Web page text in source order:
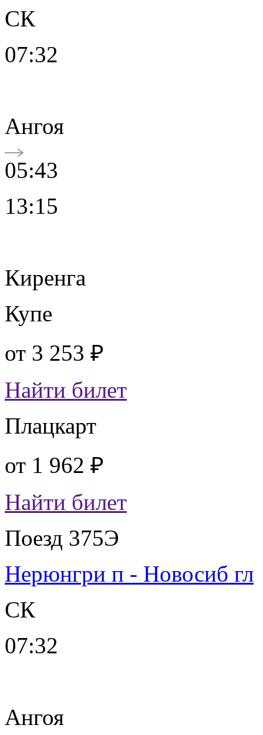
СК
07:32
Ангоя
05:43
13:15
Киренга
Купе
от 3 253 ₽
Найти билет
Плацкарт
от 1 962 ₽
Найти билет
Поезд 375Э
Нерюнгри п - Новосиб гл
СК
07:32
Ангоя